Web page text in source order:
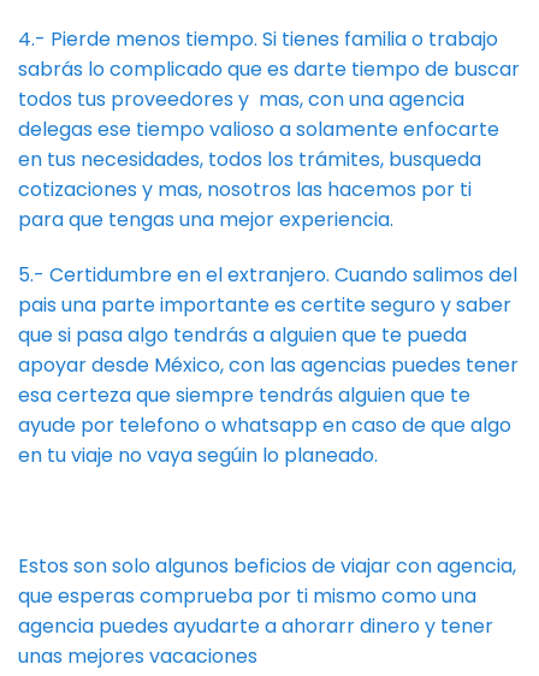
4.- Pierde menos tiempo. Si tienes familia o trabajo
sabrás lo complicado que es darte tiempo de buscar
todos tus proveedores y mas, con una agencia
delegas ese tiempo valioso a solamente enfocarte
en tus necesidades, todos los trámites, busqueda
cotizaciones y mas, nosotros las hacemos por ti
para que tengas una mejor experiencia.
5.- Certidumbre en el extranjero. Cuando salimos del
pais una parte importante es certite seguro y saber
que si pasa algo tendrás a alguien que te pueda
apoyar desde México, con las agencias puedes tener
esa certeza que siempre tendrás alguien que te
ayude por telefono o whatsapp en caso de que algo
en tu viaje no vaya segúin lo planeado.
Estos son solo algunos beficios de viajar con agencia,
que esperas comprueba por ti mismo como una
agencia puedes ayudarte a ahorarr dinero y tener
unas mejores vacaciones